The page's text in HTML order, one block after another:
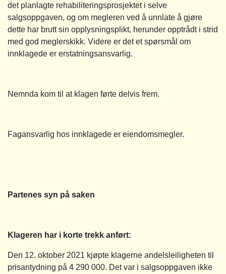
det planlagte rehabiliteringsprosjektet i selve
salgsoppgaven, og om megleren ved å unnlate å gjøre
dette har brutt sin opplysningsplikt, herunder opptrådt i strid
med god meglerskikk. Videre er det et spørsmål om
innklagede er erstatningsansvarlig.
Nemnda kom til at klagen førte delvis frem.
Fagansvarlig hos innklagede er eiendomsmegler.
Partenes syn på saken
Klageren har i korte trekk anført:
Den 12. oktober 2021 kjøpte klagerne andelsleiligheten til
prisantydning på 4 290 000. Det var i salgsoppgaven ikke